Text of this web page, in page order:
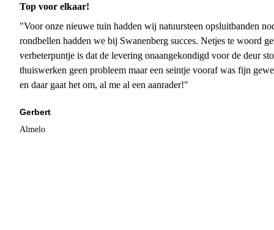
Top voor elkaar!
"Voor onze nieuwe tuin hadden wij natuursteen opsluitbanden
rondbellen hadden we bij Swanenberg succes. Netjes te woord
verbeterpuntje is dat de levering onaangekondigd voor de deur
thuiswerken geen probleem maar een seintje vooraf was fijn
en daar gaat het om, al me al een aanrader!"
Gerbert
Almelo